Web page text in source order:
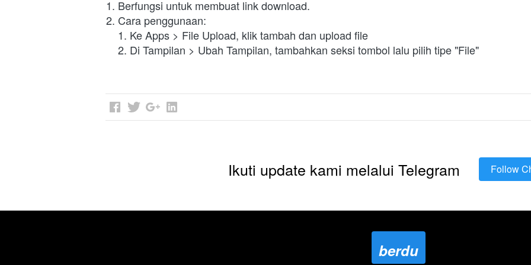
1. Berfungsi untuk membuat link download.
2. Cara penggunaan:
    1. Ke Apps > File Upload, klik tambah dan upload file
    2. Di Tampilan > Ubah Tampilan, tambahkan seksi tombol lalu pilih tipe "File"
Ikuti update kami melalui Telegram `Follow
berdu